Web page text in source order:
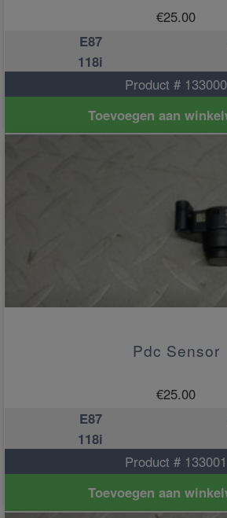
€25.00
E87
118i
Product # 133000
Toevoegen aan
Pdc Sensor
€25.00
E87
118i
Product # 133001
Toevoegen aan